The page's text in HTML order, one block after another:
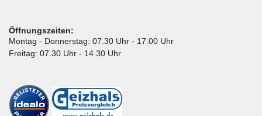
Öffnungszeiten:
Montag - Donnerstag: 07.30 Uhr - 17.00 Uhr
Freitag: 07.30 Uhr - 14.30 Uhr